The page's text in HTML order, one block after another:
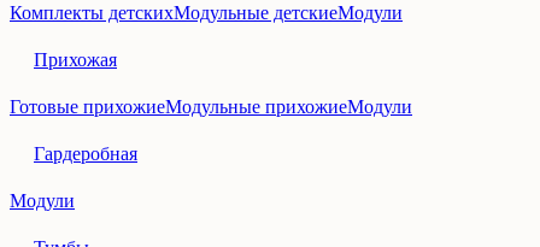
Комплекты детскихМодульные детскиеМодули
Прихожая
Готовые прихожиеМодульные прихожиеМодули
Гардеробная
Модули